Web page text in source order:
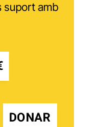
suport amb
DONAR